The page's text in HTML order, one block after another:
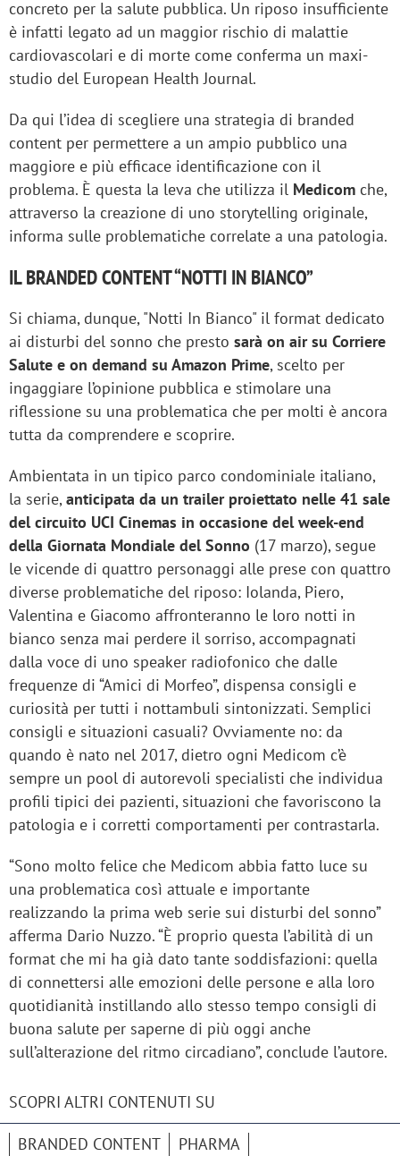
concreto per la salute pubblica. Un riposo insufficiente
è infatti legato ad un maggior rischio di malattie
cardiovascolari e di morte come conferma un maxi-
studio del European Health Journal.
Da qui l’idea di scegliere una strategia di branded
content per permettere a un ampio pubblico una
maggiore e più efficace identificazione con il
problema. È questa la leva che utilizza il Medicom che,
attraverso la creazione di uno storytelling originale,
informa sulle problematiche correlate a una patologia.
IL BRANDED CONTENT “NOTTI IN BIANCO”
Si chiama, dunque, "Notti In Bianco" il format dedicato
ai disturbi del sonno che presto sarà on air su Corriere
Salute e on demand su Amazon Prime, scelto per
ingaggiare l’opinione pubblica e stimolare una
riflessione su una problematica che per molti è ancora
tutta da comprendere e scoprire.
Ambientata in un tipico parco condominiale italiano,
la serie,anticipata da un trailer proiettato nelle 41 sale
del circuito UCI Cinemas in occasione del week-end
della Giornata Mondiale del Sonno (17 marzo), segue
le vicende di quattro personaggi alle prese con quattro
diverse problematiche del riposo: Iolanda, Piero,
Valentina e Giacomo affronteranno le loro notti in
bianco senza mai perdere il sorriso, accompagnati
dalla voce di uno speaker radiofonico che dalle
frequenze di “Amici di Morfeo”, dispensa consigli e
curiosità per tutti i nottambuli sintonizzati. Semplici
consigli e situazioni casuali? Ovviamente no: da
quando è nato nel 2017, dietro ogni Medicom c’è
sempre un pool di autorevoli specialisti che individua
profili tipici dei pazienti, situazioni che favoriscono la
patologia e i corretti comportamenti per contrastarla.
“Sono molto felice che Medicom abbia fatto luce su
una problematica così attuale e importante
realizzando la prima web serie sui disturbi del sonno”
afferma Dario Nuzzo. “È proprio questa l’abilità di un
format che mi ha già dato tante soddisfazioni: quella
di connettersi alle emozioni delle persone e alla loro
quotidianità instillando allo stesso tempo consigli di
buona salute per saperne di più oggi anche
sull’alterazione del ritmo circadiano”, conclude l’autore.
SCOPRI ALTRI CONTENUTI SU
BRANDED CONTENT PHARMA